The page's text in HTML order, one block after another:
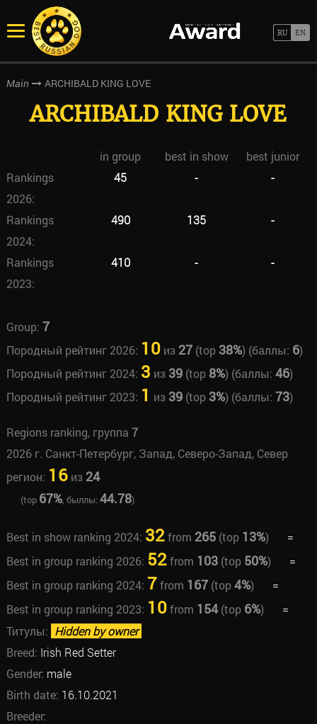
Main ARCHIBALD KING LOVE
ARCHIBALD KING LOVE
in group best in show
best junior
Rankings
2026:
45 - -
Rankings
2024:
490 135 -
Rankings
2023:
410 - -
Group: 7
Породный рейтинг 2026: 10из 27(top 38%) (баллы: 6)
Породный рейтинг 2024: 3 из 39(top 8%) (баллы: 46)
Породный рейтинг 2023: 1 из 39(top 3%) (баллы: 73)
Regions ranking, группа 7
2026 г. Санкт-Петербург, Запад, Северо-Запад, Север
регион: 16из 24
(top 67%, быллы:44.78)
Best in show ranking 2024: 32from 265(top 13%)
=
Best in group ranking 2026: 52from 103(top 50%)
=
Best in group ranking 2024: 7from 167(top4%)
=
Best in group ranking 2023: 10from 154(top 6%)
=
Титулы: Hidden by owner
Breed: Irish Red Setter
Gender: male
Birth date: 16.10.2021
Breeder: